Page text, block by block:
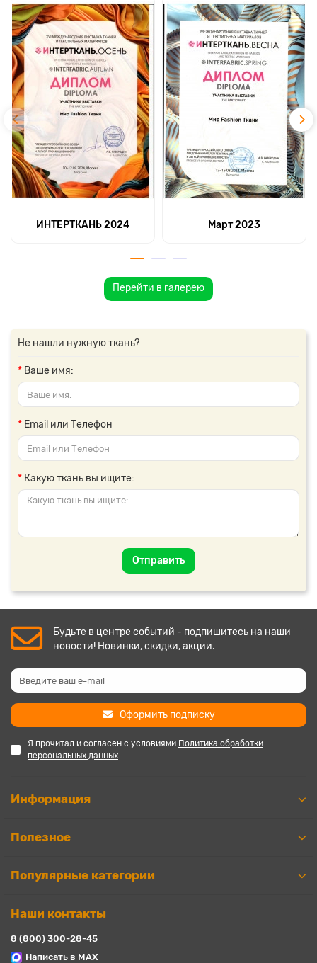
ИНТЕРТКАНЬ 2024 Март 2023
Перейти в галерею
Не нашли нужную ткань?
Ваше имя:
Email или Телефон
Какую ткань вы ищите:
Отправить
Будьте в центре событий - подпишитесь на наши
новости! Новинки, скидки, акции.
Оформить подписку
Я прочитал и согласен с условиями Политика обработки
персональных данных
Информация
Полезное
Популярные категории
Наши контакты
8 (800) 300-28-45
Написать в MAX